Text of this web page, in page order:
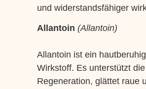
und widerstandsfähiger
Allantoin (Allantoin)
Allantoin ist ein
Wirkstoff. Es unterstützt die
Regeneration, glättet raue